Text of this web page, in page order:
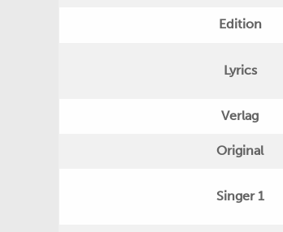
Edition
Lyrics
Verlag
Original
Singer 1